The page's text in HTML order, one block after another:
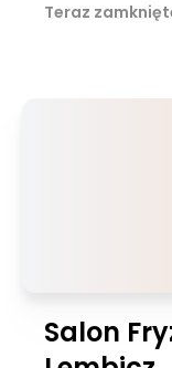
Teraz
Salon